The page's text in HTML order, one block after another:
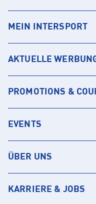
MEIN INTERSPORT
AKTUELLE
PROMOTIONS &
EVENTS
ÜBER UNS
KARRIERE & JOBS